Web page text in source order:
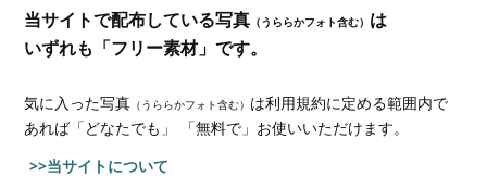
当サイトで配布している写真 （うららかフォト含む） は
いずれも「フリー素材」です。
気に入った写真 （うららかフォト含む） は利用規約に定める範囲内で
あれば「どなたでも」 「無料で」お使いいただけます。
>>当サイトについて